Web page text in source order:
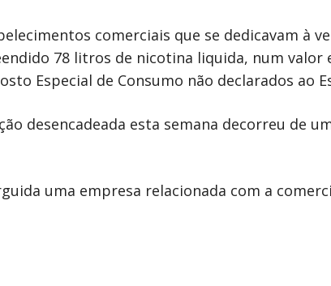
comerciais que se dedicavam à
78 litros de nicotina liquida, num valor
Especial de Consumo não declarados ao
desencadeada esta semana decorreu de
uma empresa relacionada com a